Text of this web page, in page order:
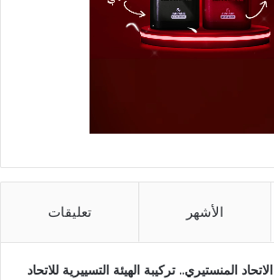
الأشهر تعليقات
الاتحاد المنستيري.. تركيبة الهيئة التسييرية للاتحاد